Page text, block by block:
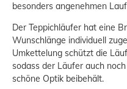
besonders angenehmen
Der Teppichläufer hat eine
Wunschlänge individuell
Umkettelung schützt die
sodass der Läufer auch
schöne Optik beibehält.